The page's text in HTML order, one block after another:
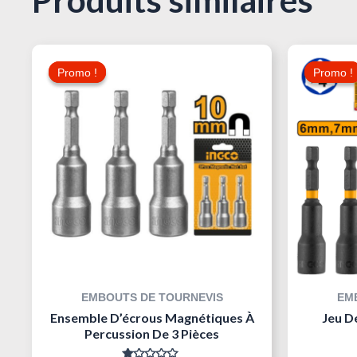
Promo !
Promo !
EMBOUTS DE TOURNEVIS
Ensemble D’écrous Magnétiques À
Percussion De 3 Pièces
Était :
17,000 د.ت.
Est :
Promo !
Promo !
Jeu